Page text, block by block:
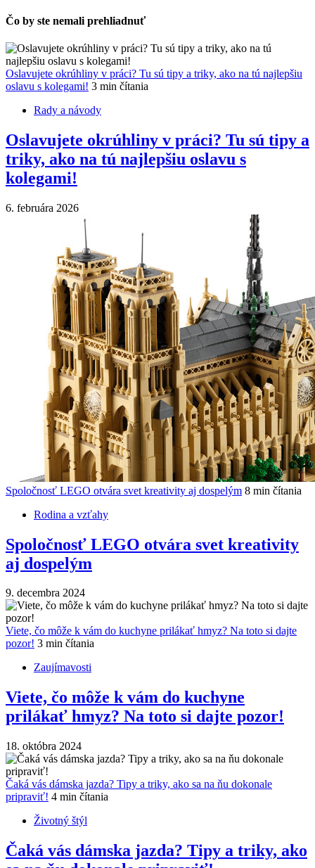
Čo by ste nemali prehliadnuť
Oslavujete okrúhliny v práci? Tu sú tipy a triky, ako na tú najlepšiu
oslavu s kolegami! 3 min čítania
Rady a návody
Oslavujete okrúhliny v práci? Tu sú tipy a
triky, ako na tú najlepšiu oslavu s
kolegami!
6. februára 2026
Spoločnosť LEGO otvára svet kreativity aj dospelým 8 min čítania
Rodina a vzťahy
Spoločnosť LEGO otvára svet kreativity
aj dospelým
9. decembra 2024
Viete, čo môže k vám do kuchyne prilákať hmyz? Na toto si dajte
pozor! 3 min čítania
Zaujímavosti
Viete, čo môže k vám do kuchyne
prilákať hmyz? Na toto si dajte pozor!
18. októbra 2024
Čaká vás dámska jazda? Tipy a triky, ako sa na ňu dokonale
pripraviť! 4 min čítania
Životný štýl
Čaká vás dámska jazda? Tipy a triky, ako